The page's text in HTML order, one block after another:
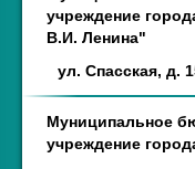
учреждение
В.И. Ленина"
ул. Спасская, д.
Муниципальное
учреждение